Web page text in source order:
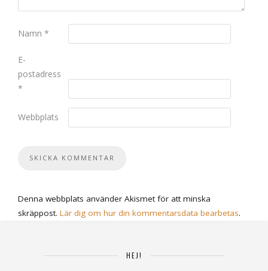
Namn *
E-
postadress
*
Webbplats
Denna webbplats använder Akismet för att minska
skräppost. Lär dig om hur din kommentarsdata bearbetas.
HEJ!